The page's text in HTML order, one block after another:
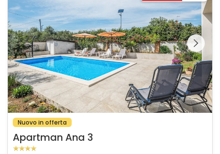
Guardate l'intera
galleria sulla
Nuovo in offerta
Apartman Ana 3